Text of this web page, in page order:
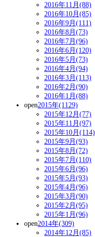
2016年11月(88)
2016年10月(85)
2016年9月(111)
2016年8月(73)
2016年7月(96)
2016年6月(120)
2016年5月(73)
2016年4月(94)
2016年3月(113)
2016年2月(90)
2016年1月(88)
open2015年(1129)
2015年12月(77)
2015年11月(97)
2015年10月(114)
2015年9月(93)
2015年8月(72)
2015年7月(110)
2015年6月(96)
2015年5月(93)
2015年4月(96)
2015年3月(90)
2015年2月(95)
2015年1月(96)
open2014年(309)
2014年12月(85)